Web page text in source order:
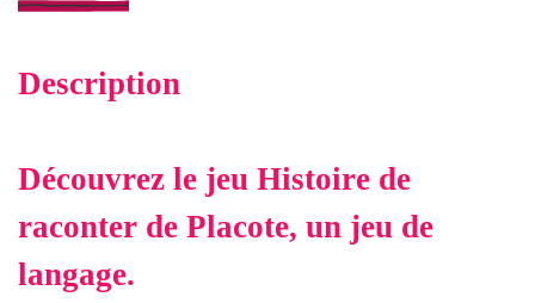
Description
Découvrez le jeu Histoire de
raconter de Placote, un jeu de
langage.